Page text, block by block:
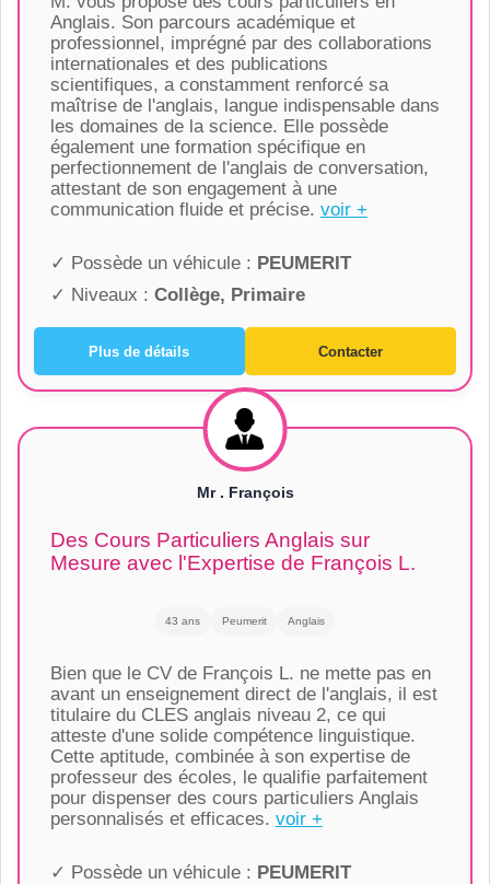
Anglais. Son parcours académique et
professionnel, imprégné par des collaborations
internationales et des publications
scientifiques, a constamment renforcé sa
maîtrise de l'anglais, langue indispensable dans
les domaines de la science. Elle possède
également une formation spécifique en
perfectionnement de l'anglais de conversation,
attestant de son engagement à une
communication fluide et précise. voir +
✓ Possède un véhicule : PEUMERIT
✓ Niveaux : Collège, Primaire
Plus de détails Contacter
Mr . François
Des Cours Particuliers Anglais sur
Mesure avec l'Expertise de François L.
43 ans Peumerit Anglais
Bien que le CV de François L. ne mette pas en
avant un enseignement direct de l'anglais, il est
titulaire du CLES anglais niveau 2, ce qui
atteste d'une solide compétence linguistique.
Cette aptitude, combinée à son expertise de
professeur des écoles, le qualifie parfaitement
pour dispenser des cours particuliers Anglais
personnalisés et efficaces. voir +
✓ Possède un véhicule : PEUMERIT